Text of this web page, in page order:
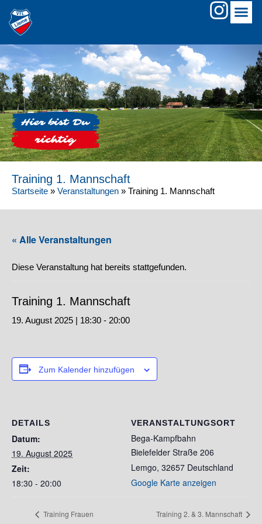
Training 1. Mannschaft
Startseite » Veranstaltungen » Training 1. Mannschaft
« Alle Veranstaltungen
Diese Veranstaltung hat bereits stattgefunden.
Training 1. Mannschaft
19. August 2025 | 18:30 - 20:00
Zum Kalender hinzufügen
DETAILS
Datum:
19. August 2025
Zeit:
18:30 - 20:00
VERANSTALTUNGSORT
Bega-Kampfbahn
Bielefelder Straße 206
Lemgo, 32657 Deutschland
Google Karte anzeigen
Training Frauen Training 2. & 3. Mannschaft